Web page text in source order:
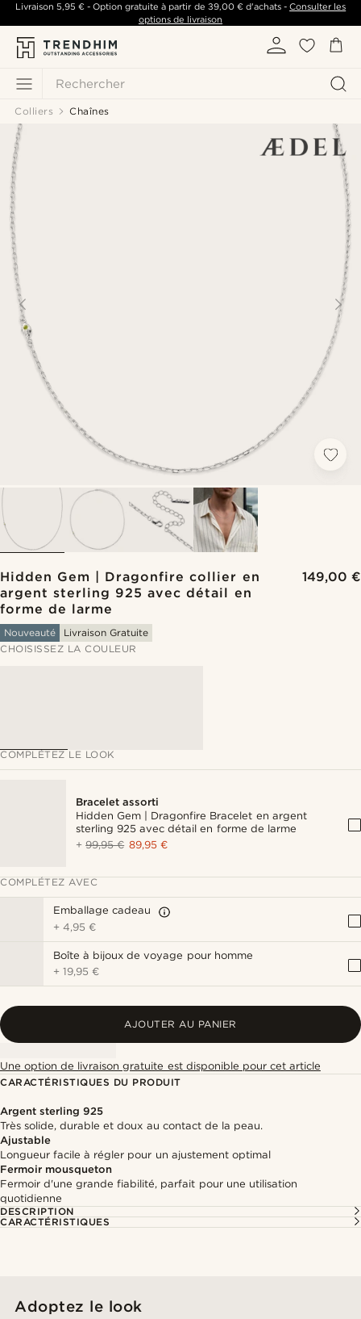
Rechercher
Livraison 5,95 €- Option gratuite à partir de 39,00 €d'achats -Consulter les
options de livraison
Colliers Chaînes
Hidden Gem | Dragonfire collier en
argent sterling 925 avec détail en
forme de larme
149,00 €
Nouveauté
Livraison Gratuite
CHOISISSEZ LA COULEUR
COMPLÉTEZ LE LOOK
Bracelet assorti
Hidden Gem | Dragonfire Bracelet en argent
sterling 925 avec détail en forme de larme
+99,95 € 89,95 €
COMPLÉTEZ AVEC
Emballage cadeau
+4,95 €
Boîte à bijoux de voyage pour homme
+19,95 €
AJOUTER AU PANIER
Une option de livraison gratuite est disponible pour cet article
CARACTÉRISTIQUES DU PRODUIT
Argent sterling 925
Très solide, durable et doux au contact de la peau.
Ajustable
Longueur facile à régler pour un ajustement optimal
Fermoir mousqueton
Fermoir d'une grande fiabilité, parfait pour une utilisation
quotidienne
DESCRIPTION
CARACTÉRISTIQUES
Adoptez le look